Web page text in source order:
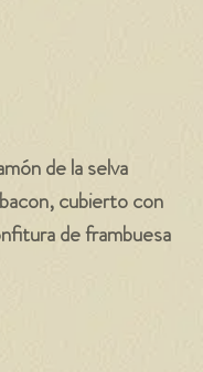
de la selva
cubierto con
de frambuesa